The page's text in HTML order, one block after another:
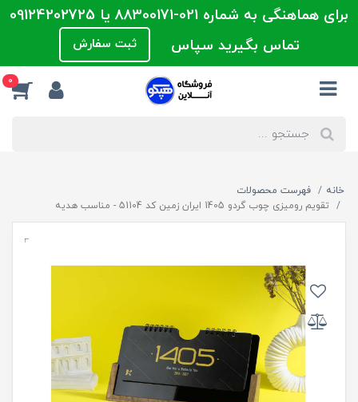
برای هماهنگی به شماره 021-88300171 یا 09124202725
تماس بگیرید سپاس
ثبت سفارش
0
خانه
فهرست محصولات
تقویم رومیزی چوب گردو 1405 ایران زمین کد 51104 - مناسب هدیه